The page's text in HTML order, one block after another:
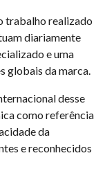
trabalho realizado
diariamente
e uma
globais da marca.
desse
como referência
da
e reconhecidos